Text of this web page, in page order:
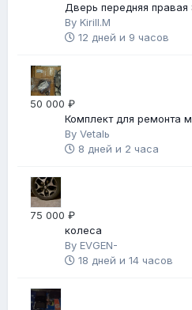
Дверь передняя правая
By Kirill.M
12 дней и 9 часов
50 000 ₽
Комплект для ремонта
By Vetalь
8 дней и 2 часа
75 000 ₽
колеса
By EVGEN-
18 дней и 14 часов